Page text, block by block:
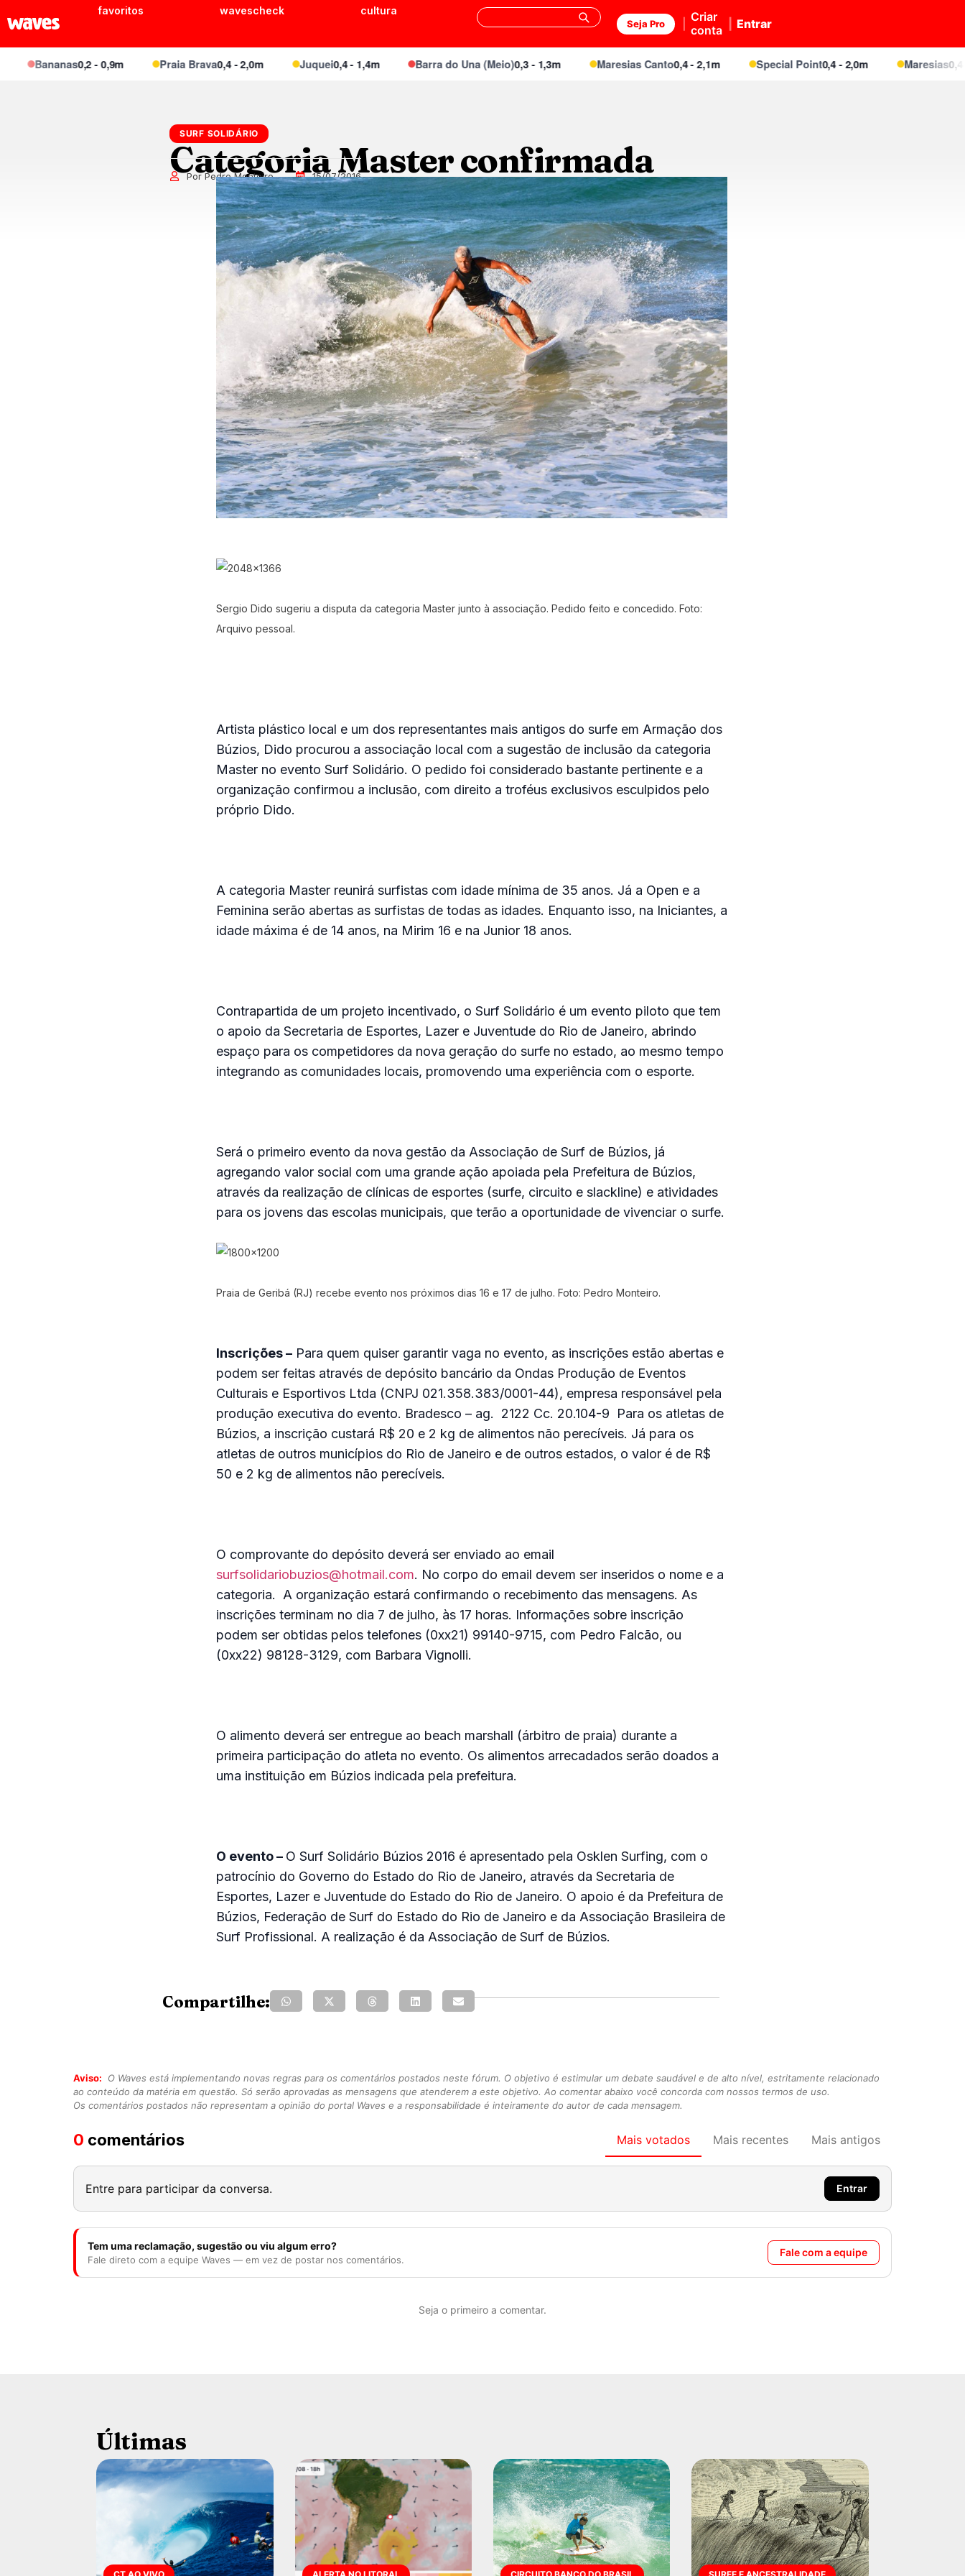
favoritos wavescheck cultura
Seja Pro
Criar
conta
Entrar
Bananas0,2 - 0,9m Praia Brava 0,4 - 2,0m Juquei0,4 - 1,4m Barra do Una (Meio)0,3 - 1,3m Maresias Canto0,4 - 2,1m Special Point 0,4 - 2,0m Maresias0,4 -
SURF SOLIDÁRIO
Categoria Master confirmada
Por Pedro Monteiro 15/07/2016
Sergio Dido sugeriu a disputa da categoria Master junto à associação. Pedido feito e concedido. Foto:
Arquivo pessoal.
Artista plástico local e um dos representantes mais antigos do surfe em Armação dos
Búzios, Dido procurou a associação local com a sugestão de inclusão da categoria
Master no evento Surf Solidário. O pedido foi considerado bastante pertinente e a
organização confirmou a inclusão, com direito a troféus exclusivos esculpidos pelo
próprio Dido.
A categoria Master reunirá surfistas com idade mínima de 35 anos. Já a Open e a
Feminina serão abertas as surfistas de todas as idades. Enquanto isso, na Iniciantes, a
idade máxima é de 14 anos, na Mirim 16 e na Junior 18 anos.
Contrapartida de um projeto incentivado, o Surf Solidário é um evento piloto que tem
o apoio da Secretaria de Esportes, Lazer e Juventude do Rio de Janeiro, abrindo
espaço para os competidores da nova geração do surfe no estado, ao mesmo tempo
integrando as comunidades locais, promovendo uma experiência com o esporte.
Será o primeiro evento da nova gestão da Associação de Surf de Búzios, já
agregando valor social com uma grande ação apoiada pela Prefeitura de Búzios,
através da realização de clínicas de esportes (surfe, circuito e slackline) e atividades
para os jovens das escolas municipais, que terão a oportunidade de vivenciar o surfe.
Praia de Geribá (RJ) recebe evento nos próximos dias 16 e 17 de julho. Foto: Pedro Monteiro.
Inscrições –Para quem quiser garantir vaga no evento, as inscrições estão abertas e
podem ser feitas através de depósito bancário da Ondas Produção de Eventos
Culturais e Esportivos Ltda (CNPJ 021.358.383/0001-44), empresa responsável pela
produção executiva do evento. Bradesco – ag. 2122 Cc. 20.104-9 Para os atletas de
Búzios, a inscrição custará R$ 20 e 2 kg de alimentos não perecíveis. Já para os
atletas de outros municípios do Rio de Janeiro e de outros estados, o valor é de R$
50 e 2 kg de alimentos não perecíveis.
O comprovante do depósito deverá ser enviado ao email
surfsolidariobuzios@hotmail.com. No corpo do email devem ser inseridos o nome e a
categoria. A organização estará confirmando o recebimento das mensagens. As
inscrições terminam no dia 7 de julho, às 17 horas. Informações sobre inscrição
podem ser obtidas pelos telefones (0xx21) 99140-9715, com Pedro Falcão, ou
(0xx22) 98128-3129, com Barbara Vignolli.
O alimento deverá ser entregue ao beach marshall (árbitro de praia) durante a
primeira participação do atleta no evento. Os alimentos arrecadados serão doados a
uma instituição em Búzios indicada pela prefeitura.
O evento – O Surf Solidário Búzios 2016 é apresentado pela Osklen Surfing, com o
patrocínio do Governo do Estado do Rio de Janeiro, através da Secretaria de
Esportes, Lazer e Juventude do Estado do Rio de Janeiro. O apoio é da Prefeitura de
Búzios, Federação de Surf do Estado do Rio de Janeiro e da Associação Brasileira de
Surf Profissional. A realização é da Associação de Surf de Búzios.
Compartilhe:
Aviso:
O Waves está implementando novas regras para os comentários postados neste fórum. O objetivo é estimular um debate saudável e de alto nível, estritamente relacionado
ao conteúdo da matéria em questão. Só serão aprovadas as mensagens que atenderem a este objetivo. Ao comentar abaixo você concorda com nossos termos de uso.
Os comentários postados não representam a opinião do portal Waves e a responsabilidade é inteiramente do autor de cada mensagem.
0 comentários Mais votados Mais recentes Mais antigos
Entre para participar da conversa. Entrar
Tem uma reclamação, sugestão ou viu algum erro?
Fale direto com a equipe Waves — em vez de postar nos comentários.
Fale com a equipe
Seja o primeiro a comentar.
Últimas